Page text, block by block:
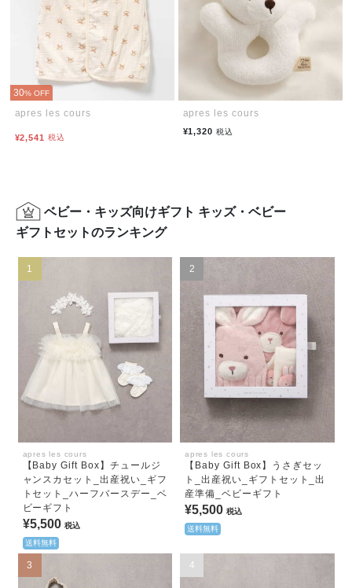
30% OFF
apres les cours
¥2,541 税込
apres les cours
¥1,320税込
ベビー・キッズ向けギフト キッズ・ベビー
ギフトセットのランキング
1
apres les cours
【Baby Gift Box】チュールジ
ャンスカセット_出産祝い_ギフ
トセット_ハーフバースデー_ベ
ビーギフト
¥5,500 税込
送料無料
2
apres les cours
【Baby Gift Box】うさぎセッ
ト_出産祝い_ギフトセット_出
産準備_ベビーギフト
¥5,500 税込
送料無料
3 4